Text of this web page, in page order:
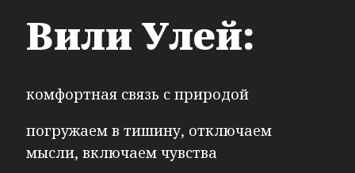
Вили Улей:
комфортная связь с природой
погружаем в тишину, отключаем
мысли, включаем чувства